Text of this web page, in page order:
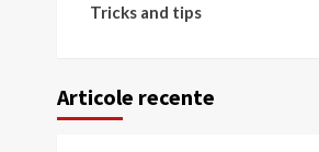
Tricks and tips
Articole recente